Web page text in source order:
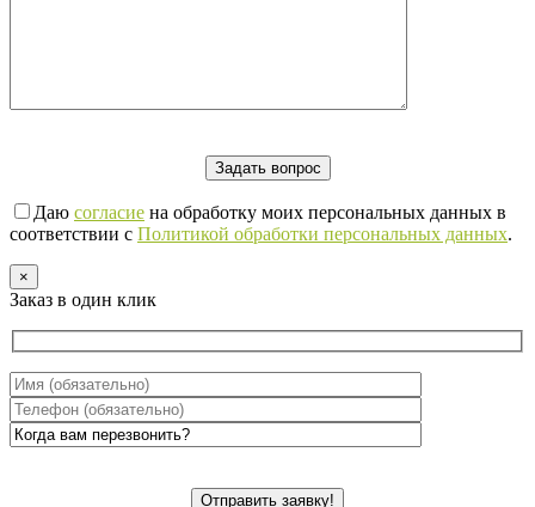
Даю согласие на обработку моих персональных данных в
соответствии с Политикой обработки персональных данных.
×
Заказ в один клик